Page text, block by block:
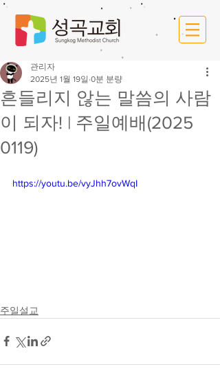
흔들리지 않는 말씀의 사람
이 되자! | 주일예배(2025
0119)
관리자
2025년 1월 19일 0분 분량
https://youtu.be/vyJhh7ovWqI
주일설교